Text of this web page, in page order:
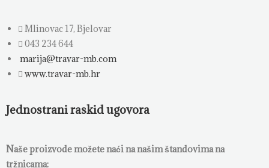
Mlinovac 17, Bjelovar
043 234 644
marija@travar-mb.com
www.travar-mb.hr
Jednostrani raskid ugovora
Naše proizvode možete naći na našim štandovima na
tržnicama: